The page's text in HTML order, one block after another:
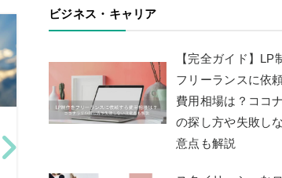
妊娠子宝占いが当た
る！当たった！と今
評判のおすすめ人気
ツイ
ら出
ビジネス・キャリア
【完全ガイド】LP
フリーランスに依
費用相場は？ココ
の探し方や失敗し
意点も解説